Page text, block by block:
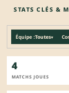
STATS CLÉS &
Équipe :Toutes▾
4
MATCHS JOUES